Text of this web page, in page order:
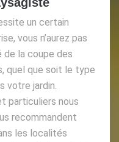
un certain
vous n’aurez pas
de la coupe des
quel que soit le type
votre jardin.
particuliers nous
recommandent
les localités